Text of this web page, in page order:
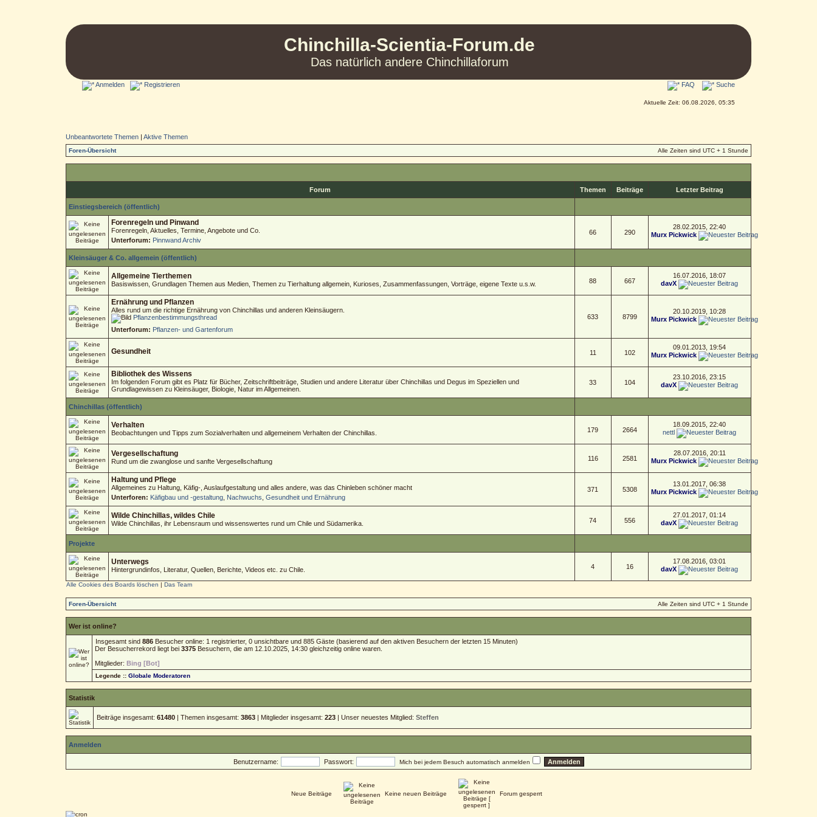
Chinchilla-Scientia-Forum.de
Das natürlich andere Chinchillaforum
Anmelden Registrieren FAQ Suche
Aktuelle Zeit: 06.08.2026, 05:35
Unbeantwortete Themen| Aktive Themen
Foren-Übersicht Alle Zeiten sind UTC + 1 Stunde
Forum Themen Beiträge Letzter Beitrag
Einstiegsbereich (öffentlich)
Forenregeln und Pinwand
Forenregeln, Aktuelles, Termine, Angebote und Co.
Unterforum: Pinnwand Archiv
66 290
28.02.2015, 22:40
Murx Pickwick
Kleinsäuger & Co. allgemein (öffentlich)
Allgemeine Tierthemen
Basiswissen, Grundlagen Themen aus Medien, Themen zu Tierhaltung allgemein, Kurioses, Zusammenfassungen, Vorträge, eigene Texte u.s.w. 88 667
16.07.2016, 18:07
davX
Ernährung und Pflanzen
Alles rund um die richtige Ernährung von Chinchillas und anderen Kleinsäugern.
Pflanzenbestimmungsthread
Unterforum: Pflanzen- und Gartenforum
633 8799
20.10.2019, 10:28
Murx Pickwick
Gesundheit 11 102
09.01.2013, 19:54
Murx Pickwick
Bibliothek des Wissens
Im folgenden Forum gibt es Platz für Bücher, Zeitschriftbeiträge, Studien und andere Literatur über Chinchillas und Degus im Speziellen und
Grundlagewissen zu Kleinsäuger, Biologie, Natur im Allgemeinen.
33 104
23.10.2016, 23:15
davX
Chinchillas (öffentlich)
Verhalten
Beobachtungen und Tipps zum Sozialverhalten und allgemeinem Verhalten der Chinchillas. 179 2664
18.09.2015, 22:40
nettl
Vergesellschaftung
Rund um die zwanglose und sanfte Vergesellschaftung 116 2581
28.07.2016, 20:11
Murx Pickwick
Haltung und Pflege
Allgemeines zu Haltung, Käfig-, Auslaufgestaltung und alles andere, was das Chinleben schöner macht
Unterforen: Käfigbau und -gestaltung, Nachwuchs Gesundheit und Ernährung
371 5308
13.01.2017, 06:38
Murx Pickwick
Wilde Chinchillas, wildes Chile
Wilde Chinchillas, ihr Lebensraum und wissenswertes rund um Chile und Südamerika. 74 556
27.01.2017, 01:14
davX
Projekte
Unterwegs
Hintergrundinfos, Literatur, Quellen, Berichte, Videos etc. zu Chile. 4 16
17.08.2016, 03:01
davX
Alle Cookies des Boards löschen | Das Team
Foren-Übersicht Alle Zeiten sind UTC + 1 Stunde
Wer ist online?
Insgesamt sind 886Besucher online: 1 registrierter, 0 unsichtbare und 885 Gäste (basierend auf den aktiven Besuchern der letzten 15 Minuten)
Der Besucherrekord liegt bei 3375Besuchern, die am 12.10.2025, 14:30 gleichzeitig online waren.
Mitglieder: Bing [Bot]
Legende :: Globale Moderatoren
Statistik
Beiträge insgesamt: 61480| Themen insgesamt: 3863| Mitglieder insgesamt: 223| Unser neuestes Mitglied: Steffen
Anmelden
Benutzername: Passwort: Mich bei jedem Besuch automatisch anmelden
Neue Beiträge Keine neuen Beiträge Forum gesperrt